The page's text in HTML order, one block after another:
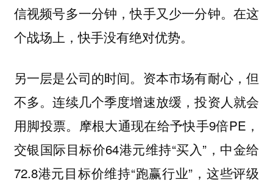
信视频号多一分钟，快手又少一分钟。在这
个战场上，快手没有绝对优势。
另一层是公司的时间。资本市场有耐心，但
不多。连续几个季度增速放缓，投资人就会
用脚投票。摩根大通现在给予快手9倍PE，
交银国际目标价64港元维持“买入”，中金给
72.8港元目标价维持“跑赢行业”，这些评级